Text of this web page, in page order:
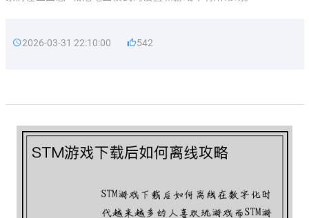
2026-03-31 22:10:00 542